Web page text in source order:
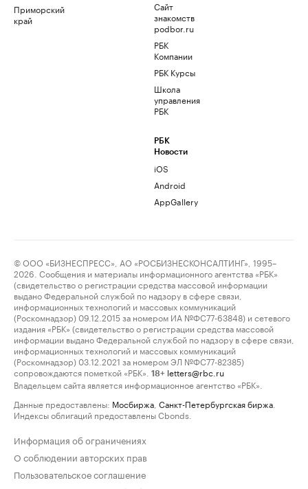
Приморский
край
Сайт
знакомств
podbor.ru
РБК
Компании
РБК Курсы
Школа
управления
РБК
РБК
Новости
iOS
Android
AppGallery
© ООО «БИЗНЕСПРЕСС», АО «РОСБИЗНЕСКОНСАЛТИНГ», 1995–
2026. Сообщения и материалы информационного агентства «РБК»
(свидетельство о регистрации средства массовой информации
выдано Федеральной службой по надзору в сфере связи,
информационных технологий и массовых коммуникаций
(Роскомнадзор) 09.12.2015 за номером ИА №ФС77-63848) и сетевого
издания «РБК» (свидетельство о регистрации средства массовой
информации выдано Федеральной службой по надзору в сфере связи,
информационных технологий и массовых коммуникаций
(Роскомнадзор) 03.12.2021 за номером ЭЛ №ФС77-82385)
сопровождаются пометкой «РБК».
18+ letters@rbc.ru
Владельцем сайта является информационное агентство «РБК».
Данные предоставлены: Мосбиржа Санкт-Петербургская биржа
Индексы облигаций предоставлены Cbonds.
Информация об ограничениях
О соблюдении авторских прав
Пользовательское соглашение